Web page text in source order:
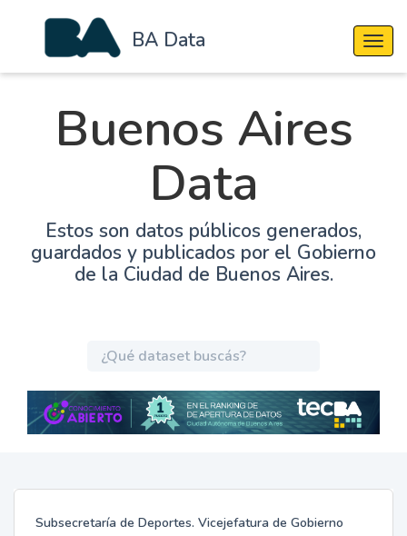
BA Data
Buenos Aires
Data
Estos son datos públicos generados,
guardados y publicados por el Gobierno
de la Ciudad de Buenos Aires.
Subsecretaría de Deportes. Vicejefatura de Gobierno